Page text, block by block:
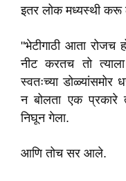
इतर लोक मध्यस्थी करू
"भेटीगाठी आता रोजच
नीट करतच तो
स्वतःच्या डोळ्यांसमोर
न बोलता एक प्रकारे
निघून गेला.
आणि तोच सर आले.